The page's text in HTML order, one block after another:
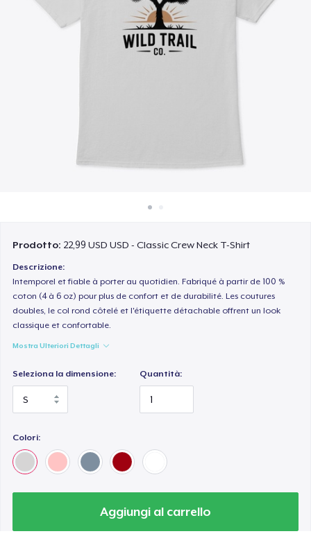
Vendi ovunque
Prodotto: 22,99 USD USD - Classic Crew Neck T-Shirt
Descrizione:
Intemporel et fiable à porter au quotidien. Fabriqué à partir de 100 %
coton (4 à 6 oz) pour plus de confort et de durabilité. Les coutures
doubles, le col rond côtelé et l'étiquette détachable offrent un look
classique et confortable.
Mostra Ulteriori Dettagli
Seleziona la dimensione: Quantità:
Colori:
Aggiungi al carrello